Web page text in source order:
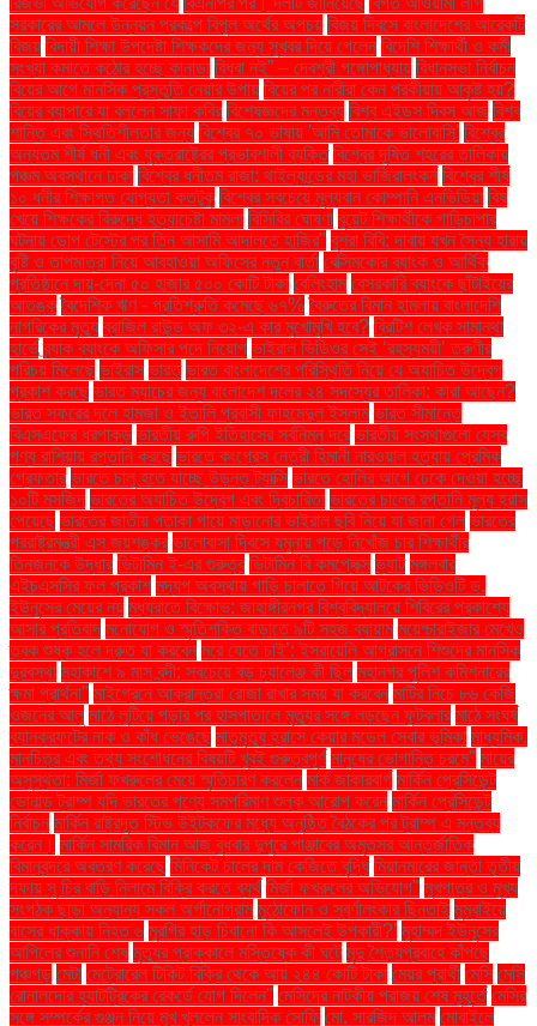
সরকারের আমলে উন্নয়ন প্রকল্পে বিপুল অর্থের অপচয় বিজয় দিবসে বাংলাদেশের আরেকটি
বিজয় বিদায়ী শিক্ষা উপদেষ্টা শিক্ষকদের জন্য সুখবর দিয়ে গেলেন বিদেশি শিক্ষার্থী ও কর্মী
সংখ্যা কমাতে কঠোর হচ্ছে কানাডা বিধবা নই” – দেবশ্রী গঙ্গোপাধ্যায় বিধানসভা নির্বাচন
বিয়ের আগে মানসিক প্রস্তুতি নেয়ার উপায় বিয়ের পর নারীরা কেন পরকীয়ায় আকৃষ্ট হয়?
বিয়ের ব্যাপারে যা বললেন সাফা কবির বিশেষজ্ঞদের মন্তব্য বিশ্ব এইডস দিবস আজ বিশ্ব
শান্তি এবং স্থিতিশীলতার জন্য বিশ্বের ৭০ ভাষায় 'আমি তোমাকে ভালোবাসি' বিশ্বের
অন্যতম শীর্ষ ধনী এবং যুক্তরাষ্ট্রের প্রভাবশালী ব্যক্তি বিশ্বের দূষিত শহরের তালিকায়
পঞ্চম অবস্থানে ঢাকা বিশ্বের ধনীতম রাজা: থাইল্যান্ডের মহা ভাজিরালংকর্ন বিশ্বের শীর্ষ
১০ ধনীর শিক্ষাগত যোগ্যতা কতটুকু বিশ্বের সবচেয়ে মূল্যবান কোম্পানি এনভিডিয়া বিষ
খেয়ে শিক্ষকের বিরুদ্ধে হত্যাচেষ্টা মামলা বিসিবির ঘোষণা বুয়েট শিক্ষার্থীকে গাড়িচাপার
ঘটনায় ডোপ টেস্টের পর তিন আসামি আদালতে হাজির" বুশরা বিবি: দাবায় যখন সৈন্য হারায়
বৃষ্টি ও তাপমাত্রা নিয়ে আবহাওয়া অফিসের নতুন বার্তা বেক্সিমকোর ব্যাংক ও আর্থিক
প্রতিষ্ঠানে দায়-দেনা ৫০ হাজার ৫০০ কোটি টাকা বেলিংহাম বেসরকারি ব্যাংকে ছাঁটাইয়ের
আতঙ্ক বৈদেশিক ঋণ - প্রতিশ্রুতি কমেছে ৬৭% বৈরুতের বিমান হামলায় বাংলাদেশি
নাগরিকের মৃত্যু ব্রাজিল রাউন্ড অফ ৩২-এ কার মুখোমুখি হবে? ব্রিটিশ লেখক সামান্থা
হার্ভে ব্র্যাক ব্যাংকে অফিসার পদে নিয়োগ ভাইরাল ভিডিওর সেই ‘রহস্যময়ী’ তরুণীর
পরিচয় মিলেছে ভাইরাস ভারত ভারত বাংলাদেশের পরিস্থিতি নিয়ে যে অযাচিত উদ্বেগ
প্রকাশ করছে ভারত ম্যাচের জন্য বাংলাদেশ দলের ২৪ সদস্যের তালিকা: কারা আছেন?
ভারত সফরের দলে হামজা ও ইতালি প্রবাসী ফাহমেদুল ইসলাম ভারত সীমান্তে
বিএসএফের ধরপাকড় ভারতীয় রুপি ইতিহাসের সর্বনিম্ন দরে ভারতীয় সংস্থাগুলো যেসব
পণ্য রাশিয়ায় রপ্তানি করছে ভারতে কংগ্রেস নেত্রী হিমানী নারওয়াল হত্যায় প্রেমিক
গ্রেফতার ভারতে চালু হতে যাচ্ছে উড়ন্ত ট্যাক্সি ভারতে হোলির আগে ঢেকে দেওয়া হচ্ছে
১০টি মসজিদ ভারতের অযাচিত উদ্বেগ এবং দ্বিচারিতা ভারতের চালের রপ্তানি মূল্য হ্রাস
পেয়েছে ভারতের জাতীয় পতাকা পায়ে মাড়ানোর ভাইরাল ছবি নিয়ে যা জানা গেল ভারতের
পররাষ্ট্রমন্ত্রী এস জয়শঙ্কর ভালোবাসা দিবসে যমুনায় পড়ে নিখোঁজ চার শিক্ষার্থীর
তিনজনকে উদ্ধার ভিটামিন ই-এর গুরুত্ব ভিটামিন বি কমপ্লেক্স ভ্যাট মঙ্গলবার
এইচএসসির ফল প্রকাশ মদ্যপ অবস্থায় গাড়ি চালাতে গিয়ে আটকের ভিডিওটি ড.
ইউনূসের মেয়ের নয় মধ্যরাতে বিক্ষোভ: জাহাঙ্গীরনগর বিশ্ববিদ্যালয়ে শিবিরের প্রকাশ্যে
আসার প্রতিবাদ মনোযোগ ও স্মৃতিশক্তি বাড়াতে ৯টি সহজ ব্যায়াম ময়েশ্চারাইজার মেখেও
ত্বক শুষ্ক হলে দ্রুত যা করবেন মরে যেতে চাই’: ইসরায়েলি আগ্রাসনে শিশুদের মানসিক
দুরবস্থা মহাকাশে ৯ মাস বন্দী: সবচেয়ে বড় চ্যালেঞ্জ কী ছিল মহানগর পুলিশ কমিশনারের
ক্ষমা প্রার্থনা" মাইগ্রেনে আক্রান্তরা রোজা রাখার সময় যা করবেন মাটির নিচে ৮৬ কেজি
ওজনের আলু মাঠে লুটিয়ে পড়ার পর হাসপাতালে মৃত্যুর সঙ্গে লড়ছেন ফুটবলার মাঠে সংঘর্ষ
ব্যানক্রফটের নাক ও কাঁধ ভেঙেছে মাতৃমৃত্যু হ্রাসে কেয়ার মডেল সেবার ভূমিকা মাধ্যমিক.
মানচিত্র এবং তথ্য সংশোধনের বিষয়টি খুবই গুরুত্বপূর্ণ মানুষের ভোগান্তি চরমে" মায়ের
অসুস্থতা: মির্জা ফখরুলের মেয়ে স্মৃতিচারণ করলেন মার্ক জাকারবার্গ মার্কিন প্রেসিডেন্ট
ডোনাল্ড ট্রাম্প যদি ভারতের পণ্যে সমপরিমাণ শুল্ক আরোপ করেন মার্কিন প্রেসিডেন্ট
নির্বাচন মার্কিন রাষ্ট্রদূত স্টিভ উইটকফের মধ্যে অনুষ্ঠিত বৈঠকের পর ট্রাম্প এ মন্তব্য
করেন। মার্কিন সামরিক বিমান আজ বুধবার দুপুরে পাঞ্জাবের অমৃতসর আন্তর্জাতিক
বিমানবন্দরে অবতরণ করেছে মিনিকেট চালের দাম কেজিতে বৃদ্ধি মিয়ানমারের জান্তা তৃতীয়
দফায় সু চির বাড়ি নিলামে বিক্রি করতে ব্যর্থ মির্জা ফখরুলের অভিযোগ" মুখপাত্র ও মুখ্য
সংগঠক ছাড়া অন্যান্য সকল অর্গানোগ্রাম মুঠোফোন ও স্বর্ণালংকার ছিনতাই মুম্বাইয়ে
বাসের ধাক্কায় নিহত ৬ মুরগির হাড় চিবানো কি আসলেই উপকারী?' মুহাম্মদ ইউনূসের
আপিলের শুনানি শেষ মৃত্যুর প্রাক্কালে মস্তিষ্কে কী ঘটে মৃদু শৈত্যপ্রবাহে কাঁপছে
পঞ্চগড় মেটা মেট্রোরেল টিকিট বিক্রি থেকে আয় ২৪৪ কোটি টাকা মেয়র প্রার্থী মেসি মেসি
রোনালদোর হ্যাটট্রিকের রেকর্ডে যোগ দিলেন" মেসিদের নাটকীয় পরাজয় শেষ মুহূর্তে মেসির
সঙ্গে সম্পর্কের গুঞ্জন নিয়ে মুখ খুললেন সাংবাদিক সোফি মো. সারজিদ আলম মোবাইলে